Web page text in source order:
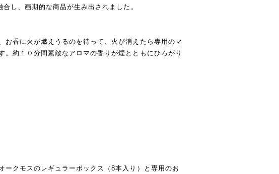
し、画期的な商品が生み出されました。
お香に火が燃えうるのを待って、火が消えたら専用のマ
。約１０分間素敵なアロマの香りが煙とともにひろがり
ークモスのレギュラーボックス（8本入り）と専用のお